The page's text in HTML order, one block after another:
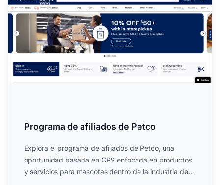
Programa de afiliados de Petco
Explora el programa de afiliados de Petco, una
oportunidad basada en CPS enfocada en productos
y servicios para mascotas dentro de la industria de